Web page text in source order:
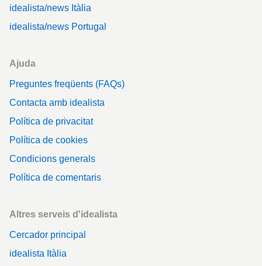
idealista/news Itàlia
idealista/news Portugal
Ajuda
Preguntes freqüents (FAQs)
Contacta amb idealista
Política de privacitat
Política de cookies
Condicions generals
Política de comentaris
Altres serveis d'idealista
Cercador principal
idealista Itàlia